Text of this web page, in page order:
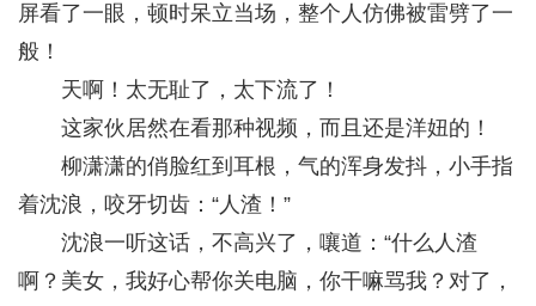
屏看了一眼，顿时呆立当场，整个人仿佛被雷劈了一
般！
天啊！太无耻了，太下流了！
这家伙居然在看那种视频，而且还是洋妞的！
柳潇潇的俏脸红到耳根，气的浑身发抖，小手指
着沈浪，咬牙切齿：“人渣！”
沈浪一听这话，不高兴了，嚷道：“什么人渣
啊？美女，我好心帮你关电脑，你干嘛骂我？对了，